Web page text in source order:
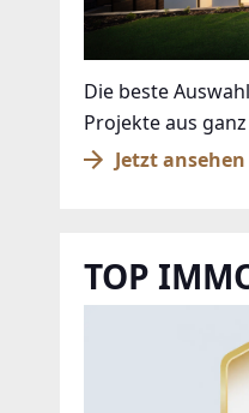
Die beste
Projekte aus
Jetzt ansehen
TOP